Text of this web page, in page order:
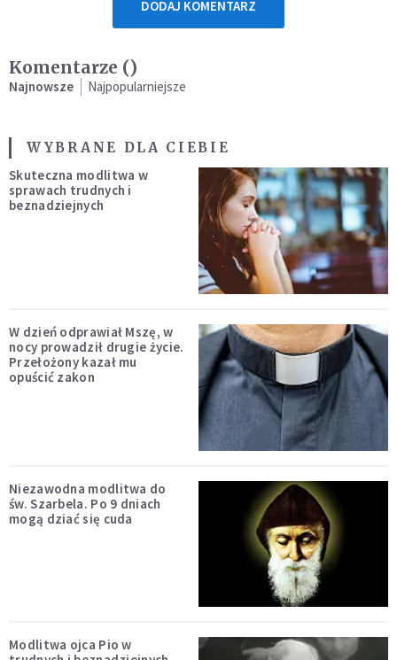
DODAJ KOMENTARZ
Komentarze ()
Najnowsze Najpopularniejsze
WYBRANE DLA CIEBIE
Skuteczna modlitwa w
sprawach trudnych i
beznadziejnych
W dzień odprawiał Mszę, w
nocy prowadził drugie życie.
Przełożony kazał mu
opuścić zakon
Niezawodna modlitwa do
św. Szarbela. Po 9 dniach
mogą dziać się cuda
Modlitwa ojca Pio w